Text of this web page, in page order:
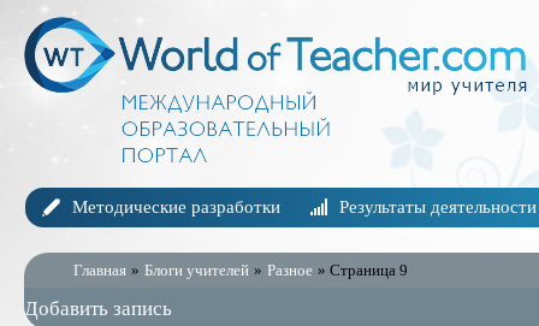
Методические разработки Результаты деятельности
Главная » Блоги учителей » Разное » Страница 9
Добавить запись